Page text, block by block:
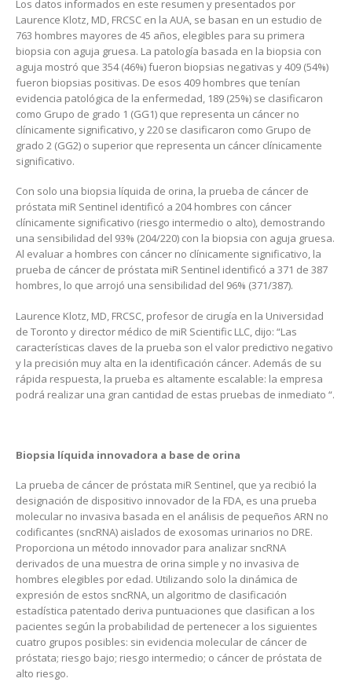
Los datos informados en este resumen y presentados por
Laurence Klotz, MD, FRCSC en la AUA, se basan en un estudio de
763 hombres mayores de 45 años, elegibles para su primera
biopsia con aguja gruesa. La patología basada en la biopsia con
aguja mostró que 354 (46%) fueron biopsias negativas y 409 (54%)
fueron biopsias positivas. De esos 409 hombres que tenían
evidencia patológica de la enfermedad, 189 (25%) se clasificaron
como Grupo de grado 1 (GG1) que representa un cáncer no
clínicamente significativo, y 220 se clasificaron como Grupo de
grado 2 (GG2) o superior que representa un cáncer clínicamente
significativo.
Con solo una biopsia líquida de orina, la prueba de cáncer de
próstata miR Sentinel identificó a 204 hombres con cáncer
clínicamente significativo (riesgo intermedio o alto), demostrando
una sensibilidad del 93% (204/220) con la biopsia con aguja gruesa.
Al evaluar a hombres con cáncer no clínicamente significativo, la
prueba de cáncer de próstata miR Sentinel identificó a 371 de 387
hombres, lo que arrojó una sensibilidad del 96% (371/387).
Laurence Klotz, MD, FRCSC, profesor de cirugía en la Universidad
de Toronto y director médico de miR Scientific LLC, dijo: “Las
características claves de la prueba son el valor predictivo negativo
y la precisión muy alta en la identificación cáncer. Además de su
rápida respuesta, la prueba es altamente escalable: la empresa
podrá realizar una gran cantidad de estas pruebas de inmediato “.
Biopsia líquida innovadora a base de orina
La prueba de cáncer de próstata miR Sentinel, que ya recibió la
designación de dispositivo innovador de la FDA, es una prueba
molecular no invasiva basada en el análisis de pequeños ARN no
codificantes (sncRNA) aislados de exosomas urinarios no DRE.
Proporciona un método innovador para analizar sncRNA
derivados de una muestra de orina simple y no invasiva de
hombres elegibles por edad. Utilizando solo la dinámica de
expresión de estos sncRNA, un algoritmo de clasificación
estadística patentado deriva puntuaciones que clasifican a los
pacientes según la probabilidad de pertenecer a los siguientes
cuatro grupos posibles: sin evidencia molecular de cáncer de
próstata; riesgo bajo; riesgo intermedio; o cáncer de próstata de
alto riesgo.